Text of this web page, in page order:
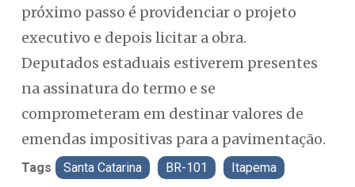
próximo passo é providenciar o projeto
executivo e depois licitar a obra.
Deputados estaduais estiverem presentes
na assinatura do termo e se
comprometeram em destinar valores de
emendas impositivas para a pavimentação.
Tags Santa Catarina BR-101 Itapema